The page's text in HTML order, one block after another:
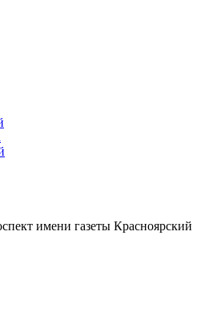
имени газеты Красноярский